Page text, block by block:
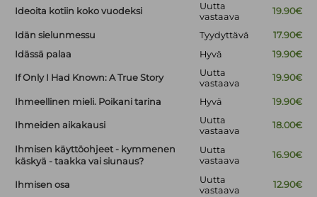
Ideoita kotiin koko vuodeksi
Uutta
vastaava
19.90€
Idän sielunmessu Tyydyttävä
17.90€
Idässä palaa
Hyvä 19.90€
If Only I Had Known: A True Story
Uutta
vastaava
19.90€
Ihmeellinen mieli. Poikani tarina Hyvä 19.90€
Ihmeiden aikakausi
Uutta
vastaava
18.00€
Ihmisen käyttöohjeet - kymmenen
käskyä - taakka vai siunaus?
Uutta
vastaava
16.90€
Ihmisen osa
Uutta
vastaava
12.90€